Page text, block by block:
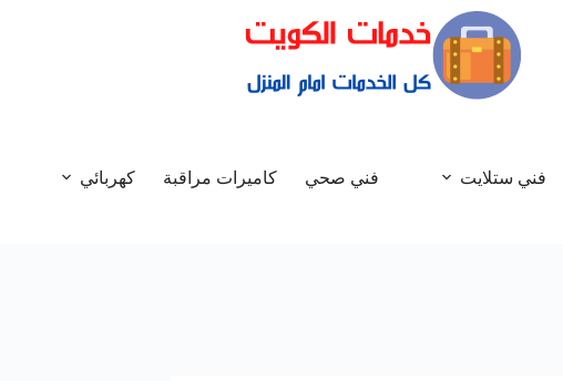
فني ستلايت فني صحي كاميرات مراقبة كهربائي